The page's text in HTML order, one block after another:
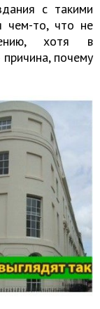
с такими
чем-то, что не
хотя в
причина, почему